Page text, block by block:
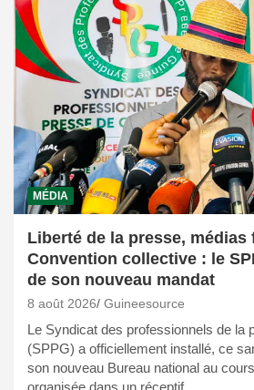
MÉDIA
Liberté de la presse, médias
Convention collective : le
de son nouveau mandat
8 août 2026 Guineesource
Le Syndicat des professionnels de la
(SPPG) a officiellement installé, ce
son nouveau Bureau national au
organisée dans un réceptif…